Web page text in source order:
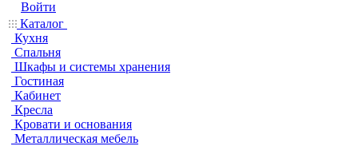
Войти
Каталог
Кухня
Спальня
Шкафы и системы хранения
Гостиная
Кабинет
Кресла
Кровати и основания
Металлическая мебель